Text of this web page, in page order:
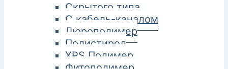
Скрытого типа
С кабель-каналом
Дюрополимер
Полистирол
XPS Полимер